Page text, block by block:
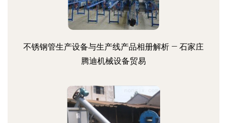
不锈钢管生产设备与生产线产品相册解析 — 石家庄
腾迪机械设备贸易